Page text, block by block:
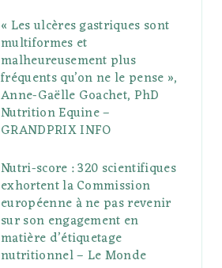
« Les ulcères gastriques sont
multiformes et
malheureusement plus
fréquents qu’on ne le pense »,
Anne-Gaëlle Goachet, PhD
Nutrition Equine –
GRANDPRIX INFO
Nutri-score : 320 scientifiques
exhortent la Commission
européenne à ne pas revenir
sur son engagement en
matière d’étiquetage
nutritionnel – Le Monde